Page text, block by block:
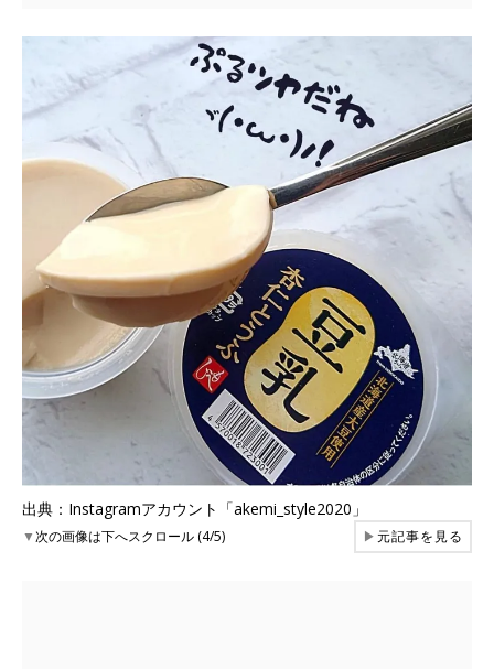
出典：Instagramアカウント「akemi_style2020」
▼次の画像は下へスクロール (4/5) ▶元記事を見る